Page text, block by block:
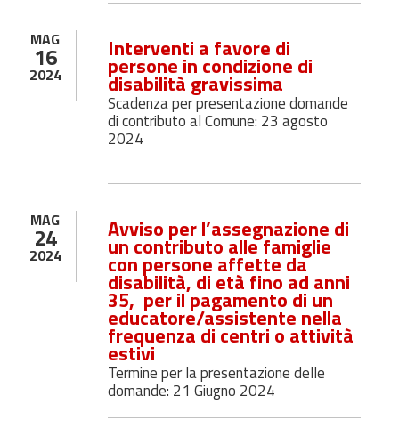
MAG
16
2024
Interventi a favore di
persone in condizione di
disabilità gravissima
Scadenza per presentazione domande
di contributo al Comune: 23 agosto
2024
MAG
24
2024
Avviso per l’assegnazione di
un contributo alle famiglie
con persone affette da
disabilità, di età fino ad anni
35, per il pagamento di un
educatore/assistente nella
frequenza di centri o attività
estivi
Termine per la presentazione delle
domande: 21 Giugno 2024